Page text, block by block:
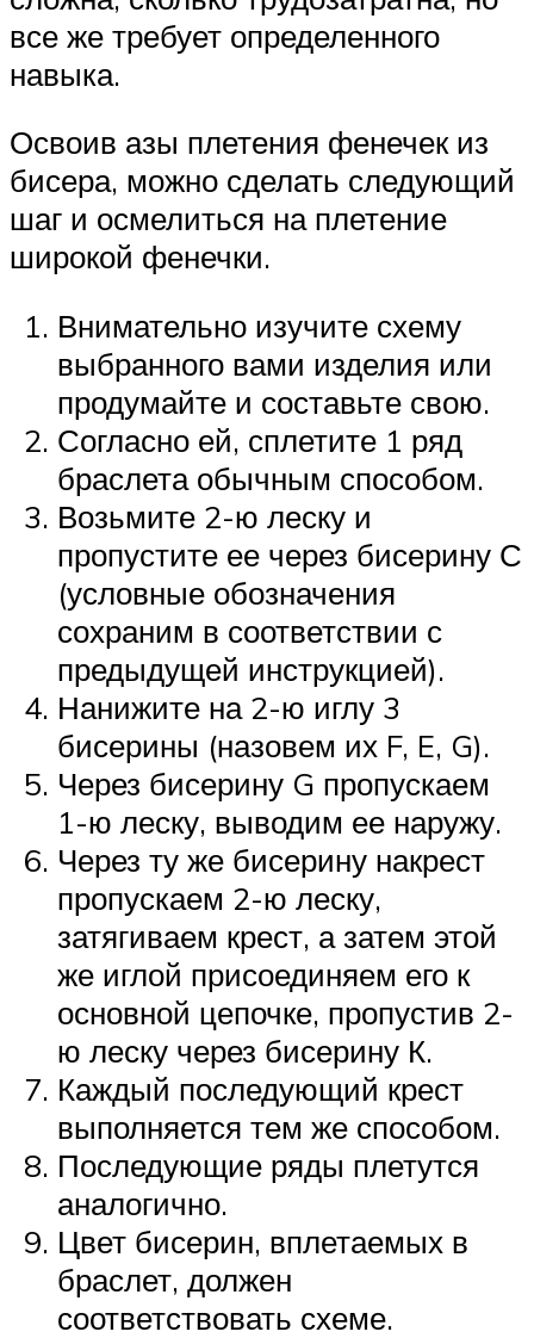
все же требует определенного
навыка.
Освоив азы плетения фенечек из
бисера, можно сделать следующий
шаг и осмелиться на плетение
широкой фенечки.
Внимательно изучите схему
выбранного вами изделия или
продумайте и составьте свою.
Согласно ей, сплетите 1 ряд
браслета обычным способом.
Возьмите 2-ю леску и
пропустите ее через бисерину С
(условные обозначения
сохраним в соответствии с
предыдущей инструкцией).
Нанижите на 2-ю иглу 3
бисерины (назовем их F, E, G).
Через бисерину G пропускаем
1-ю леску, выводим ее наружу.
Через ту же бисерину накрест
пропускаем 2-ю леску,
затягиваем крест, а затем этой
же иглой присоединяем его к
основной цепочке, пропустив 2-
ю леску через бисерину К.
Каждый последующий крест
выполняется тем же способом.
Последующие ряды плетутся
аналогично.
Цвет бисерин, вплетаемых в
браслет, должен
соответствовать схеме.